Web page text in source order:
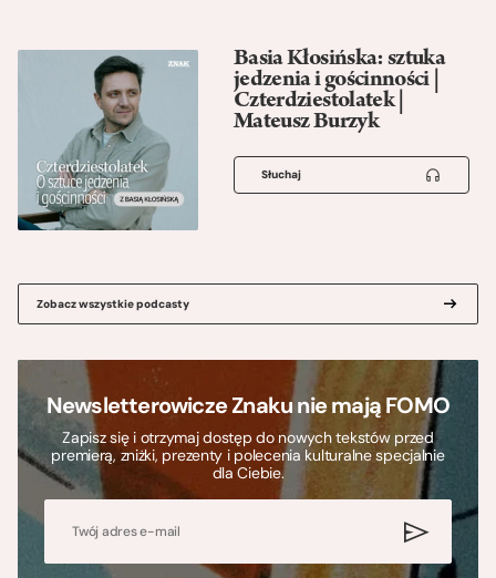
Basia Kłosińska: sztuka
jedzenia i gościnności |
Czterdziestolatek |
Mateusz Burzyk
Słuchaj
Zobacz wszystkie podcasty
Newsletterowicze Znaku nie mają FOMO
Zapisz się i otrzymaj dostęp do nowych tekstów przed
premierą, zniżki, prezenty i polecenia kulturalne specjalnie
dla Ciebie.